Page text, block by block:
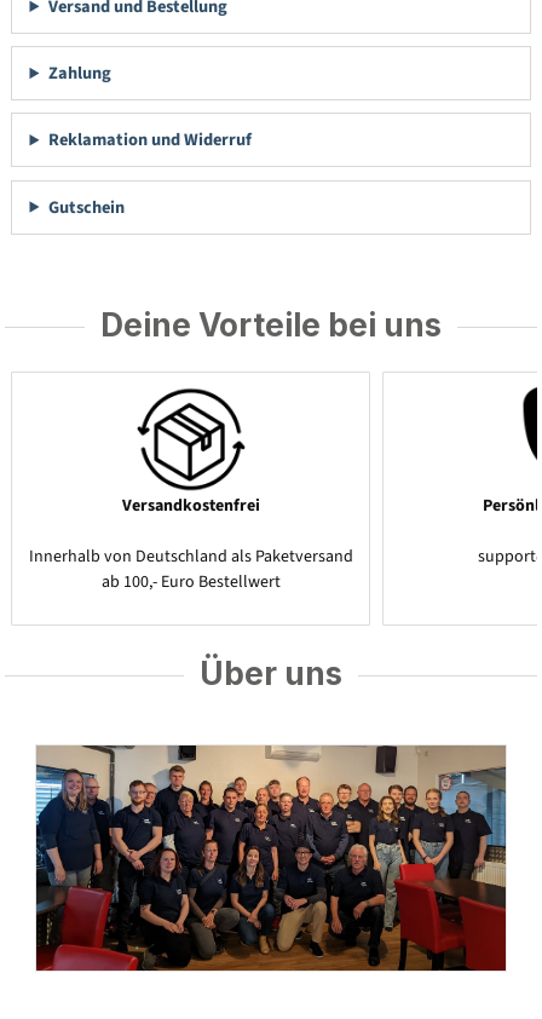
Versand und Bestellung
Zahlung
Reklamation und Widerruf
Gutschein
Deine Vorteile bei uns
Versandkostenfrei
Innerhalb von Deutschland als Paketversand
ab 100,- Euro Bestellwert
Über uns